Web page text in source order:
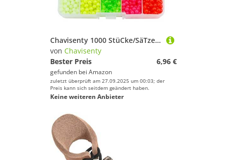
Chavisenty 1000 StüCke/SäTze Harte Angelperlen 5Mm Schwimmt Kunststoff Leuchtperlen Nachtfischen ZubehöR Satz
von Chavisenty
Bester Preis
6,96 €
gefunden bei Amazon
zuletzt überprüft am 27.09.2025 um 00:03; der
Preis kann sich seitdem geändert haben.
Keine weiteren Anbieter